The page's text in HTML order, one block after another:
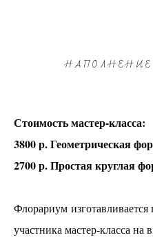
РАСПИСАНИЕ
КАРТИНЫ разные темы
Все мастер-классы по
Роспись по ткани
Вязание крючком из
Стоимость мастер-класса:
3800 р. Геометрическая
2700 р. Простая круглая
Флорариум
участника мастер-класса